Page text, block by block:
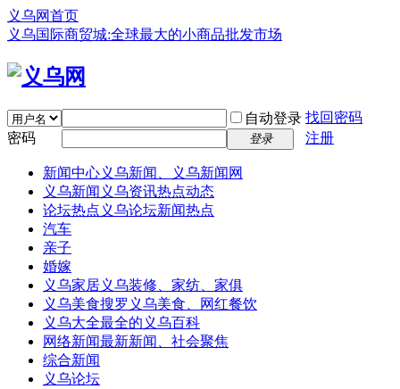
义乌网首页
义乌国际商贸城:全球最大的小商品批发市场
自动登录 找回密码
密码
登录 注册
新闻中心义乌新闻、义乌新闻网
义乌新闻 义乌资讯热点动态
论坛热点 义乌论坛新闻热点
汽车
亲子
婚嫁
义乌家居义乌装修、家纺、家俱
义乌美食搜罗义乌美食、网红餐饮
义乌大全最全的义乌百科
网络新闻最新新闻、社会聚焦
综合新闻
义乌论坛